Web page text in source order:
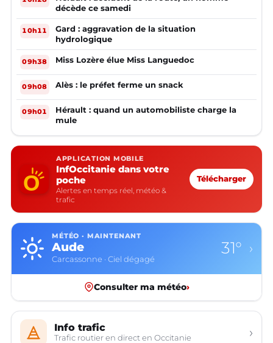
décède ce samedi
10h11
Gard : aggravation de la situation
hydrologique
09h38 Miss Lozère élue Miss Languedoc
09h08 Alès : le préfet ferme un snack
09h01
Hérault : quand un automobiliste charge la
mule
APPLICATION MOBILE
InfOccitanie dans votre
poche
Alertes en temps réel, météo &
trafic
Télécharger
MÉTÉO · MAINTENANT
Aude
Carcassonne · Ciel dégagé
31° ›
Consulter ma météo›
Info trafic
Trafic routier en direct en Occitanie ›